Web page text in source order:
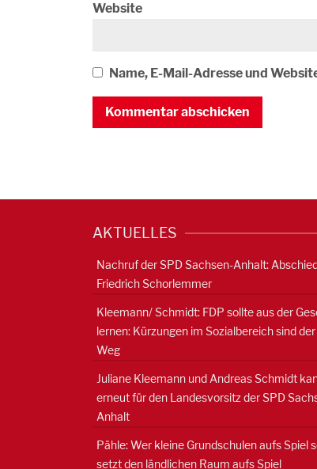
Website
Name, E-Mail-Adresse und
AKTUELLES
Nachruf der SPD Sachsen-Anhalt:
Friedrich Schorlemmer
Kleemann/ Schmidt: FDP sollte aus der
lernen: Kürzungen im Sozialbereich sind
Weg
Juliane Kleemann und Andreas Schmidt
erneut für den Landesvorsitz der SPD
Anhalt
Pähle: Wer kleine Grundschulen aufs Spiel
setzt den ländlichen Raum aufs Spiel